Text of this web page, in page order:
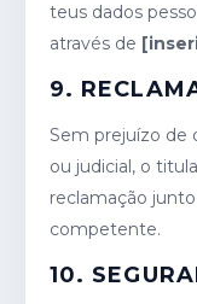
teus dados
através de
9.
Sem prejuízo de
ou judicial, o
reclamação
competente.
10.